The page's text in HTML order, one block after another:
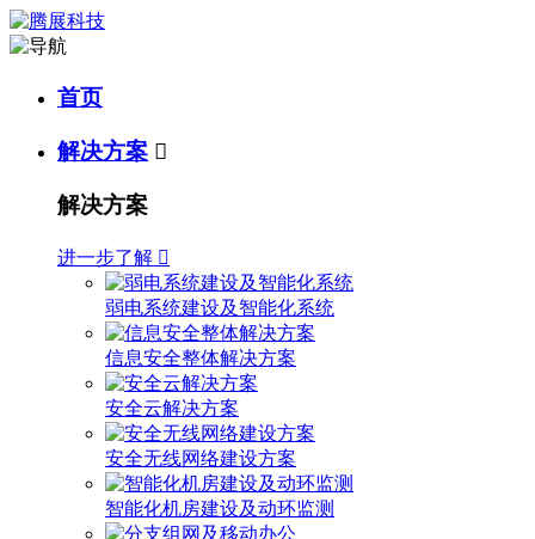
首页
解决方案 
解决方案
进一步了解 
弱电系统建设及智能化系统
信息安全整体解决方案
安全云解决方案
安全无线网络建设方案
智能化机房建设及动环监测